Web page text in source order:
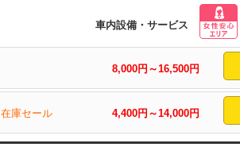
車内設備・サービス
8,000円～16,500円
在庫セール 4,400円～14,000円